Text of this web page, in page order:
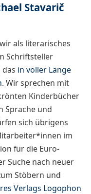
Stavarič
als literarisches
Schriftsteller
das in voller Länge
. Wir sprechen mit
Kinderbücher
Sprache und
sich übrigens
im
für die Euro-
Suche nach neuer
Stöbern und
Verlags Logophon